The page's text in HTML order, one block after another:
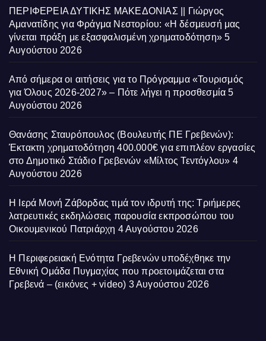
ΠΕΡΙΦΕΡΕΙΑ ΔΥΤΙΚΗΣ ΜΑΚΕΔΟΝΙΑΣ || Γιώργος
Αμανατίδης για Φράγμα Νεστορίου: «Η δέσμευσή μας
γίνεται πράξη με εξασφαλισμένη χρηματοδότηση» 5
Αυγούστου 2026
Από σήμερα οι αιτήσεις για το Πρόγραμμα «Τουρισμός
για Όλους 2026-2027» – Πότε λήγει η προσθεσμία 5
Αυγούστου 2026
Θανάσης Σταυρόπουλος (Βουλευτής ΠΕ Γρεβενών):
Έκτακτη χρηματοδότηση 400.000€ για επιπλέον εργασίες
στο Δημοτικό Στάδιο Γρεβενών «Μίλτος Τεντόγλου» 4
Αυγούστου 2026
Η Ιερά Μονή Ζάβορδας τιμά τον ιδρυτή της: Τριήμερες
λατρευτικές εκδηλώσεις παρουσία εκπροσώπου του
Οικουμενικού Πατριάρχη 4 Αυγούστου 2026
Η Περιφερειακή Ενότητα Γρεβενών υποδέχθηκε την
Εθνική Ομάδα Πυγμαχίας που προετοιμάζεται στα
Γρεβενά – (εικόνες + video) 3 Αυγούστου 2026